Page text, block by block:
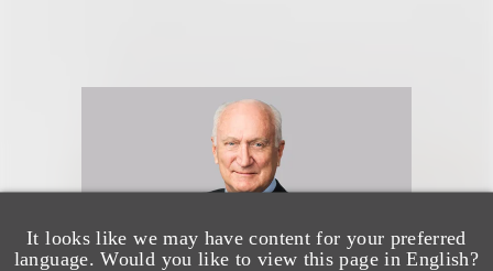
It looks like we may have content for your preferred
language. Would you like to view this page in English?